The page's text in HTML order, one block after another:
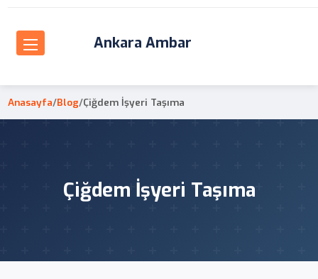
Ankara Ambar
Anasayfa/Blog/Çiğdem İşyeri Taşıma
Çiğdem İşyeri Taşıma